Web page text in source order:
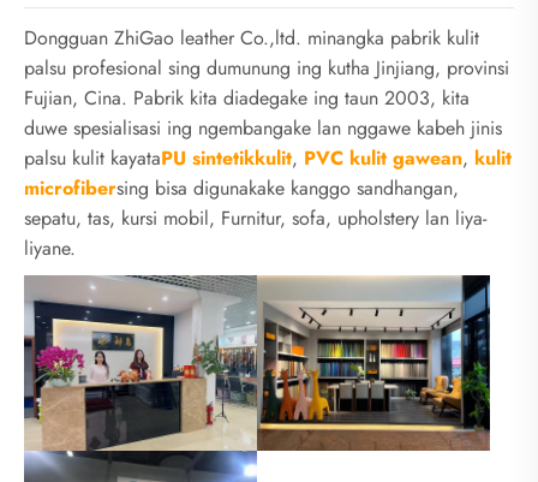
Dongguan ZhiGao leather Co.,ltd. minangka pabrik kulit
palsu profesional sing dumunung ing kutha Jinjiang, provinsi
Fujian, Cina. Pabrik kita diadegake ing taun 2003, kita
duwe spesialisasi ing ngembangake lan nggawe kabeh jinis
palsu kulit kayataPU sintetikkulit, PVC kulit gawean, kulit
microfibersing bisa digunakake kanggo sandhangan,
sepatu, tas, kursi mobil, Furnitur, sofa, upholstery lan liya-
liyane.